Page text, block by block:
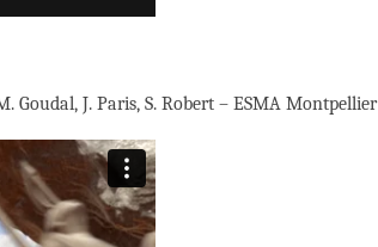
Goudal, J. Paris, S. Robert – ESMA Montpellier